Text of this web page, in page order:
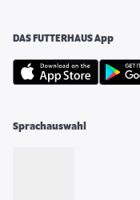
DAS FUTTERHAUS App
Sprachauswahl